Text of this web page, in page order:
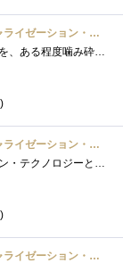
ン・テクノロジーとは？
ここでは、専門的な構造や技術を、ある程度噛み砕いて説明します。変な例えを用いているので、若干ズレが生じているかもしれませんがご了承�...
ン・テクノロジーとは？
インテルバーチャライゼーション・テクノロジーとは、インテルが開発した仮想化支援技術です。★☆ 仮想化って何ですか？ ☆★ここで言う�...
ン・テクノロジーとは？